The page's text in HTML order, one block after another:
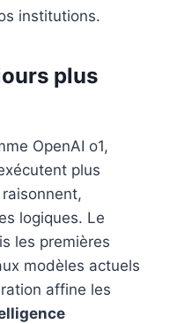
institutions.
plus
OpenAI o1,
plus
logiques. Le
les premières
modèles actuels
affine les